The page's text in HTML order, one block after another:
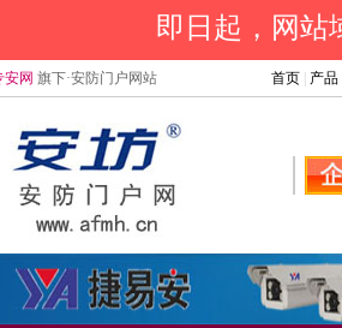
即日起，网站
安网 旗下·安防门户网站 首页 产品